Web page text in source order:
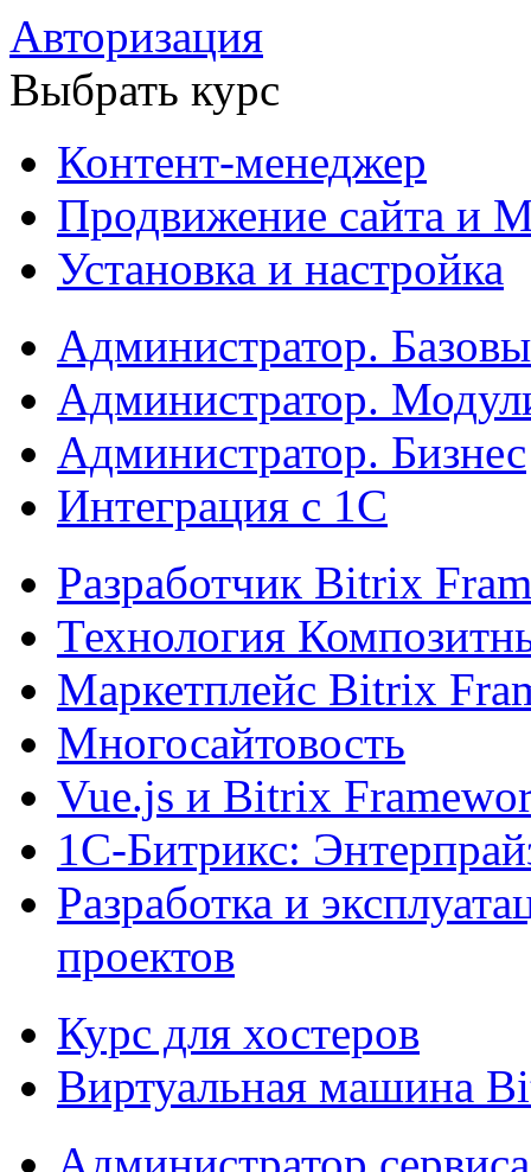
Авторизация
Выбрать курс
Контент-менеджер
Продвижение сайта и
Установка и настройка
Администратор.
Администратор.
Администратор. Бизнес
Интеграция с 1С
Разработчик Bitrix
Технология
Маркетплейс Bitrix
Многосайтовость
Vue.js и Bitrix
1С-Битрикс:
Разработка и
проектов
Курс для хостеров
Виртуальная машина